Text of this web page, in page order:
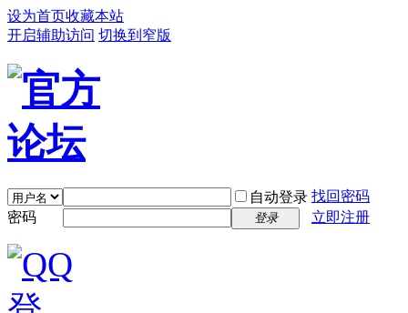
设为首页收藏本站
开启辅助访问 切换到窄版
自动登录 找回密码
密码
登录 立即注册